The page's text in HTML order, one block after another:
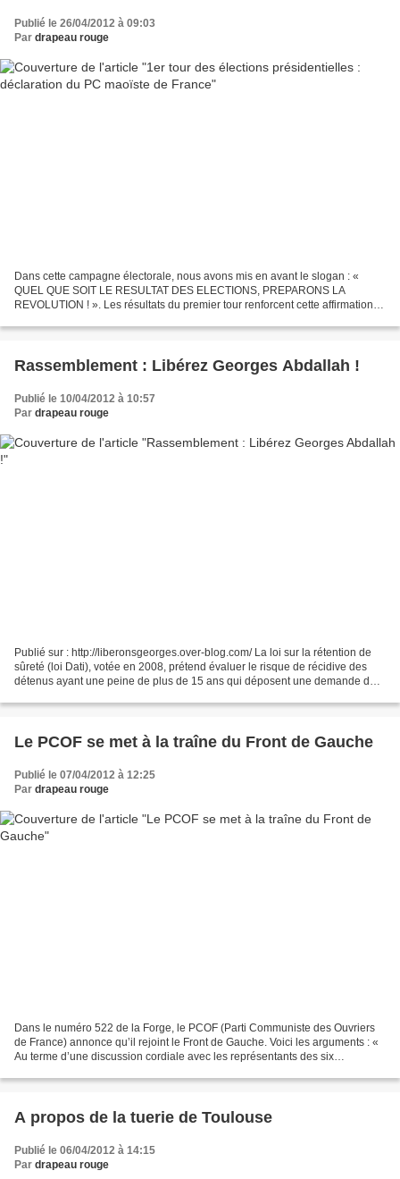
Publié le 26/04/2012 à 09:03
Par drapeau rouge
Dans cette campagne électorale, nous avons mis en avant le slogan : «
QUEL QUE SOIT LE RESULTAT DES ELECTIONS, PREPARONS LA
REVOLUTION ! ». Les résultats du premier tour renforcent cette affirmation et
Rassemblement : Libérez Georges Abdallah !
Publié le 10/04/2012 à 10:57
Par drapeau rouge
Publié sur : http://liberonsgeorges.over-blog.com/ La loi sur la rétention de
sûreté (loi Dati), votée en 2008, prétend évaluer le risque de récidive des
détenus ayant une peine de plus de 15 ans qui déposent une demande de
Le PCOF se met à la traîne du Front de Gauche
Publié le 07/04/2012 à 12:25
Par drapeau rouge
Dans le numéro 522 de la Forge, le PCOF (Parti Communiste des Ouvriers
de France) annonce qu’il rejoint le Front de Gauche. Voici les arguments : «
Au terme d’une discussion cordiale avec les représentants des six
A propos de la tuerie de Toulouse
Publié le 06/04/2012 à 14:15
Par drapeau rouge